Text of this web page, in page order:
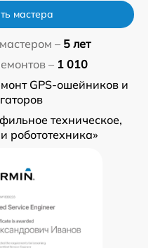
мастера
– 5 лет
– 1 010
GPS-ошейников и
техническое,
робототехника»